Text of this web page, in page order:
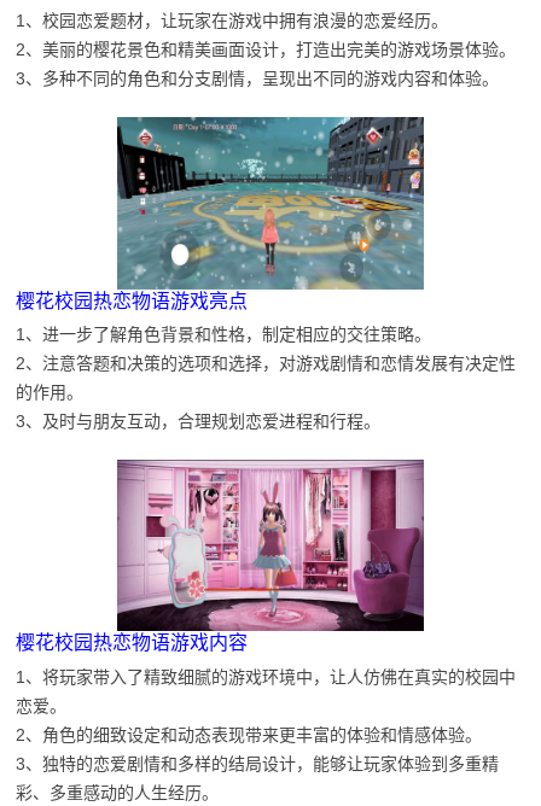
1、校园恋爱题材，让玩家在游戏中拥有浪漫的恋爱经历。
2、美丽的樱花景色和精美画面设计，打造出完美的游戏场景体验。
3、多种不同的角色和分支剧情，呈现出不同的游戏内容和体验。
樱花校园热恋物语游戏亮点
1、进一步了解角色背景和性格，制定相应的交往策略。
2、注意答题和决策的选项和选择，对游戏剧情和恋情发展有决定性
的作用。
3、及时与朋友互动，合理规划恋爱进程和行程。
樱花校园热恋物语游戏内容
1、将玩家带入了精致细腻的游戏环境中，让人仿佛在真实的校园中
恋爱。
2、角色的细致设定和动态表现带来更丰富的体验和情感体验。
3、独特的恋爱剧情和多样的结局设计，能够让玩家体验到多重精
彩、多重感动的人生经历。